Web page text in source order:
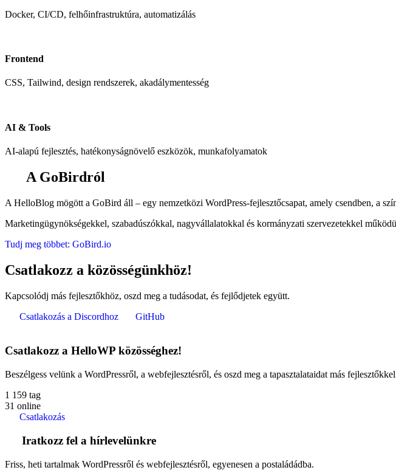
Docker, CI/CD, felhőinfrastruktúra, automatizálás
Frontend
CSS, Tailwind, design rendszerek, akadálymentesség
AI & Tools
AI-alapú fejlesztés, hatékonyságnövelő eszközök, munkafolyamatok
A GoBirdról
A HelloBlog mögött a GoBird áll – egy nemzetközi WordPress-fejlesztőcsapat, amely csendben, a
Marketingügynökségekkel, szabadúszókkal, nagyvállalatokkal és kormányzati szervezetekkel
Tudj meg többet: GoBird.io
Csatlakozz a közösségünkhöz!
Kapcsolódj más fejlesztőkhöz, oszd meg a tudásodat, és fejlődjetek együtt.
Csatlakozás a Discordhoz
GitHub
Csatlakozz a HelloWP közösséghez!
Beszélgess velünk a WordPressről, a webfejlesztésről, és oszd meg a tapasztalataidat más
1 159 tag
31 online
Csatlakozás
Iratkozz fel a hírlevelünkre
Friss, heti tartalmak WordPressről és webfejlesztésről, egyenesen a postaládádba.